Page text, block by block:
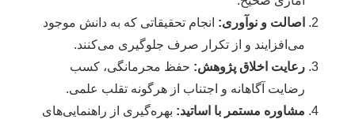
اصالت و نوآوری: انجام تحقیقاتی که به دانش موجود
می‌افزایند و از تکرار صرف جلوگیری می‌کنند.
رعایت اخلاق پژوهش: حفظ محرمانگی، کسب
رضایت آگاهانه و اجتناب از هرگونه تقلب علمی.
مشاوره مستمر با اساتید: بهره‌گیری از راهنمایی‌های